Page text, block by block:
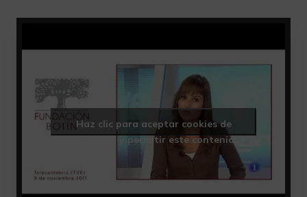
Haz clic para aceptar cookies de
marketing y permitir este contenido